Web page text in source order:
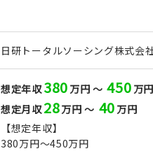
日研トータルソーシング株式会
想定年収380 万円 ～ 450 万円
想定月収28万円 ～ 40 万円
【想定年収】
380万円～450万円